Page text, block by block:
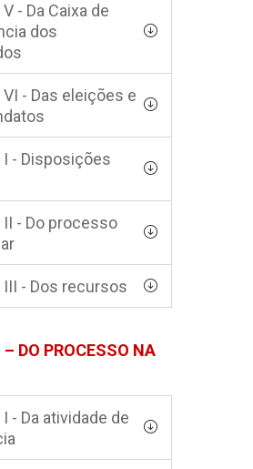
- Da Caixa de
dos
- Das eleições e
I - Disposições
II - Do processo
III - Dos recursos
DO PROCESSO NA
- Da atividade de